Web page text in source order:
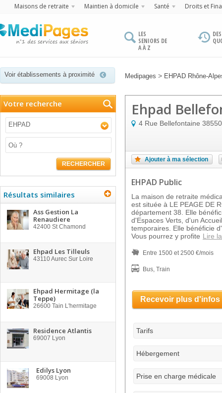
Maisons de retraite Maintien à domicile Santé Droits et
LES
SENIORS DE
A À Z
Voir établissements à proximité Medipages > EHPAD Rhône-
Votre recherche
EHPAD
RECHERCHER
Résultats similaires
Ass Gestion La
Renaudiere
42400 St Chamond
Ehpad Les Tilleuls
43110Aurec Sur Loire
Ehpad Hermitage (la
Teppe)
26600 Tain L'hermitage
Residence Atlantis
69007 Lyon
Edilys Lyon
69008 Lyon
Ehpad
4 Rue Bellefontaine 38550
Ajouter à ma sélection
EHPAD Public
La maison de retraite
est située à LE PEAGE DE
département 38. Elle
d'Espaces Verts, d'un
temporaires. Elle bénéficie
Vous pourrez y profite Lire
Entre 1500 et 2500 €/mois
Bus, Train
Recevoir plus d'infos
Tarifs
Hébergement
Prise en charge médicale